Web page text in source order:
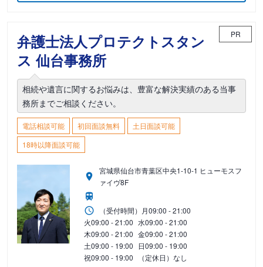
弁護士法人プロテクトスタン
ス 仙台事務所
PR
相続や遺言に関するお悩みは、豊富な解決実績のある当事
務所までご相談ください。
電話相談可能 初回面談無料
土日面談可能
18時以降面談可能
宮城県仙台市青葉区中央1-10-1 ヒューモスフ
ァイヴ8F
（受付時間） 月09:00 - 21:00
火09:00 - 21:00 水09:00 - 21:00
木09:00 - 21:00 金09:00 - 21:00
土09:00 - 19:00 日09:00 - 19:00
祝09:00 - 19:00 （定休日）なし